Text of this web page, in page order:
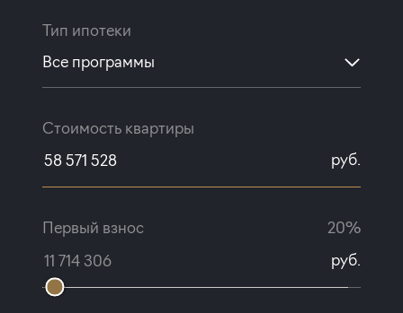
Тип ипотеки
Все программы
Стоимость квартиры
руб.
Первый взнос
20%
руб.